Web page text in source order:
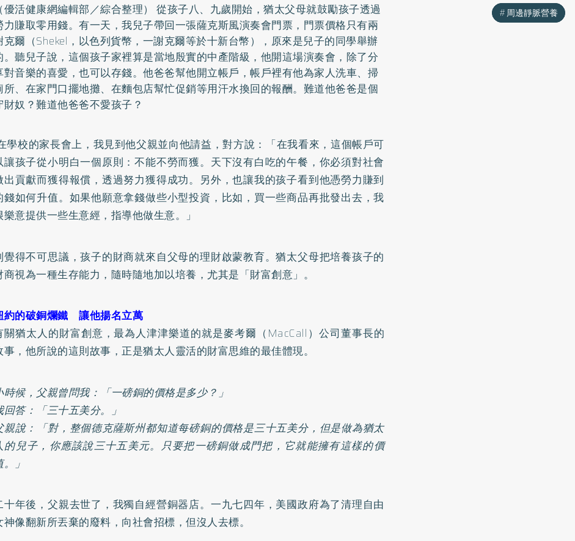
（優活健康網編輯部／綜合整理） 從孩子八、九歲開始，猶太父母就鼓勵孩子透過
力賺取零用錢。有一天，我兒子帶回一張薩克斯風演奏會門票，門票價格只有兩
克爾（Shekel，以色列貨幣，一謝克爾等於十新台幣），原來是兒子的同學舉辦
。聽兒子說，這個孩子家裡算是當地殷實的中產階級，他開這場演奏會，除了分
對音樂的喜愛，也可以存錢。他爸爸幫他開立帳戶，帳戶裡有他為家人洗車、掃
所、在家門口擺地攤、在麵包店幫忙促銷等用汗水換回的報酬。難道他爸爸是個
財奴？難道他爸爸不愛孩子？
學校的家長會上，我見到他父親並向他請益，對方說：「在我看來，這個帳戶可
讓孩子從小明白一個原則：不能不勞而獲。天下沒有白吃的午餐，你必須對社會
出貢獻而獲得報償，透過努力獲得成功。另外，也讓我的孩子看到他憑勞力賺到
錢如何升值。如果他願意拿錢做些小型投資，比如，買一些商品再批發出去，我
樂意提供一些生意經，指導他做生意。」
覺得不可思議，孩子的財商就來自父母的理財啟蒙教育。猶太父母把培養孩子的
商視為一種生存能力，隨時隨地加以培養，尤其是「財富創意」。
約的破銅爛鐵 讓他揚名立萬
關猶太人的財富創意，最為人津津樂道的就是麥考爾（MacCall）公司董事長的
事，他所說的這則故事，正是猶太人靈活的財富思維的最佳體現。
時候，父親曾問我：「一磅銅的價格是多少？」
回答：「三十五美分。」
親說：「對，整個德克薩斯州都知道每磅銅的價格是三十五美分，但是做為猶太
的兒子，你應該說三十五美元。只要把一磅銅做成門把，它就能擁有這樣的價
。」
十年後，父親去世了，我獨自經營銅器店。一九七四年，美國政府為了清理自由
神像翻新所丟棄的廢料，向社會招標，但沒人去標。
周邊靜脈營養
周邊靜脈營養